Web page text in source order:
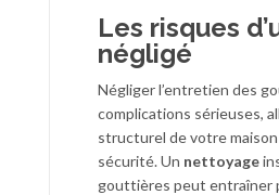
Les risques
négligé
Négliger l’entretien des
complications sérieuses,
structurel de votre
sécurité. Un nettoyage
gouttières peut entraîner